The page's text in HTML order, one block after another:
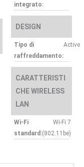
integrato:
DESIGN
Tipo di
raffreddamento:
Active
CARATTERISTI
CHE WIRELESS
LAN
Wi-Fi
standard:
Wi-Fi 7
(802.11be)